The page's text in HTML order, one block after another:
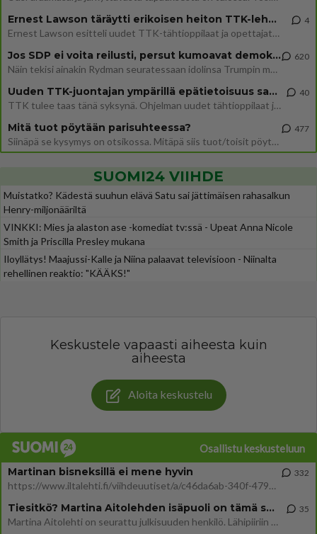
Ernest Lawson täräytti erikoisen heiton TTK-lehdistötilaisuudessa: " Onko tässä tarkoituksena...?"
Ernest Lawson esitteli uudet TTK-tähtioppilaat ja opettajat torstaina 6.8. lehdistölle. Tulevalla kaudella on yksi hausk
4
Jos SDP ei voita reilusti, persut kumoavat demokratian Suomesta
Näin tekisi ainakin Rydman seuratessaan idolinsa Trumpin mallia https://www.is.fi/politiikka/art-2000012187244.html
620
Uuden TTK-juontajan ympärillä epätietoisuus sakenee - Nyt MTV hämmentää soppaa
TTK tulee taas tänä syksynä. Ohjelman uudet tähtioppilaat julkistetaan torstaina 6. elokuuta klo 14 alkavassa lehdistö
40
Mitä tuot pöytään parisuhteessa?
Siinäpä se kysymys on otsikossa. Mitäpä siis tuot/toisit pöytään parisuhteessa? Oletko mies vai nainen? Koetko sen mitä
477
SUOMI24 VIIHDE
Muistatko? Kädestä suuhun elävä Satu sai jättimäisen rahasalkun
Henry-miljonääriltä
VINKKI: Mies ja alaston ase -komediat tv:ssä - Upeat Anna Nicole
Smith ja Priscilla Presley mukana
Iloyllätys! Maajussi-Kalle ja Niina palaavat televisioon - Niinalta
rehellinen reaktio: "KÄÄKS!"
Keskustele vapaasti aiheesta kuin
aiheesta
Aloita keskustelu
Osallistu keskusteluun
Martinan bisneksillä ei mene hyvin
https://www.iltalehti.fi/viihdeuutiset/a/c46da6ab-340f-4790-aaa7-0865eed2336 Yrityksen konkurssihakemus on tullut kärä
332
Tiesitkö? Martina Aitolehden isäpuoli on tämä suosittu laulaja
Martina Aitolehti on seurattu julkisuuden henkilö. Lähipiiriin mahtuu muitakin tunnettuja henkilöitä. Tiesitkö, että Ma
35